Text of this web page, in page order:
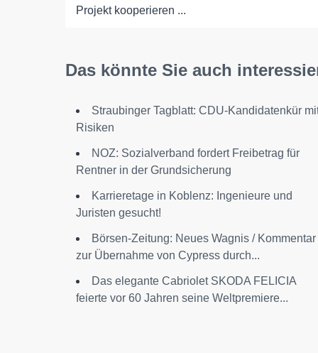
Projekt kooperieren ...
Das könnte Sie auch
Straubinger Tagblatt: CDU-Kandidatenkür
Risiken
NOZ: Sozialverband fordert Freibetrag für
Rentner in der Grundsicherung
Karrieretage in Koblenz: Ingenieure und
Juristen gesucht!
Börsen-Zeitung: Neues Wagnis / Kommentar
zur Übernahme von Cypress durch...
Das elegante Cabriolet SKODA FELICIA
feierte vor 60 Jahren seine Weltpremiere...